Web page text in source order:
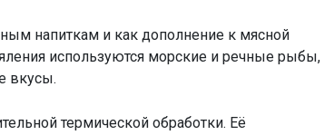
напиткам и как дополнение к мясной
используются морские и речные рыбы,
вкусы.
термической обработки. Её